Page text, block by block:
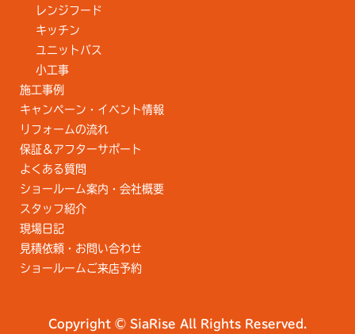
レンジフード
キッチン
ユニットバス
小工事
施工事例
キャンペーン・イベント情報
リフォームの流れ
保証＆アフターサポート
よくある質問
ショールーム案内・会社概要
スタッフ紹介
現場日記
見積依頼・お問い合わせ
ショールームご来店予約
Copyright © SiaRise All Rights Reserved.